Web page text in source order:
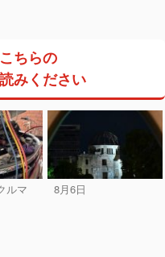
ちらの
みください
ルマ 8月6日